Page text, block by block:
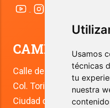
Usamos
técnicas
tu
nuestra
CAMPUS
Calle del Río 4
Col. Toriello Guerra
Ciudad de México